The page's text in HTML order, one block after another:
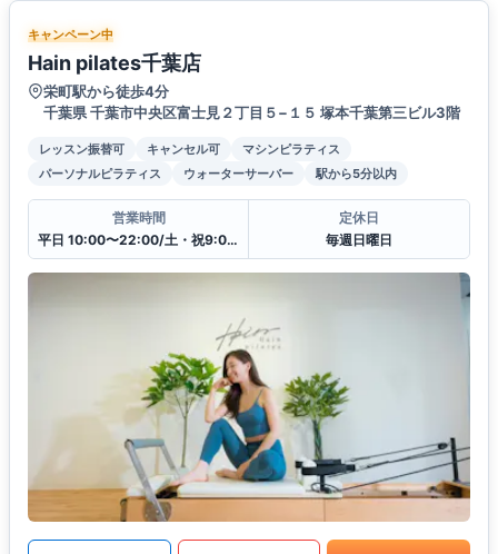
キャンペーン中
Hain pilates千葉店
栄町駅から徒歩4分
千葉県 千葉市中央区富士見２丁目５−１５ 塚本千葉第三ビル3階
レッスン振替可 キャンセル可
マシンピラティス
パーソナルピラティス
ウォーターサーバー 駅から5分以内
営業時間
平日 10:00〜22:00/土・祝9:00〜20:00
定休日
毎週日曜日